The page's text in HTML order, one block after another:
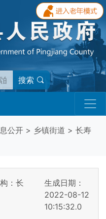
搜索
公开 > 乡镇街道 > 长寿
：长
生成日期：
2022-08-12
10:15:32.0